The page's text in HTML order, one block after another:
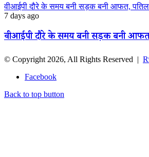
वीआईपी दौरे के समय बनी सड़क बनी आफत,
7 days ago
वीआईपी दौरे के समय बनी सड़क बनी आफत,
© Copyright 2026, All Rights Reserved |
Facebook
Back to top button